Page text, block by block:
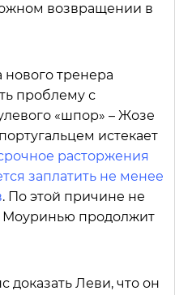
возвращении в
нового тренера
проблему с
«шпор» – Жозе
истекает
расторжения
заплатить не менее
. По этой причине не
Моуринью продолжит
Леви, что он